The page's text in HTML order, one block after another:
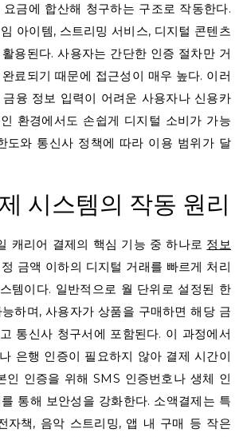
금에 합산해 청구하는 구조로 작동한다.
아이템, 스트리밍 서비스, 디지털 콘텐츠
용된다. 사용자는 간단한 인증 절차만 거
료되기 때문에 접근성이 매우 높다. 이러
융 정보 입력이 어려운 사용자나 신용카
환경에서도 손쉽게 디지털 소비가 가능
도와 통신사 정책에 따라 이용 범위가 달
시스템의 작동 원리
캐리어 결제의 핵심 기능 중 하나로 정보
정 금액 이하의 디지털 거래를 빠르게 처리
템이다. 일반적으로 월 단위로 설정된 한
하며, 사용자가 상품을 구매하면 해당 금
통신사 청구서에 포함된다. 이 과정에서
은행 인증이 필요하지 않아 결제 시간이
인 인증을 위해 SMS 인증번호나 생체 인
통해 보안성을 강화한다. 소액결제는 특
자책, 음악 스트리밍, 앱 내 구매 등 작은